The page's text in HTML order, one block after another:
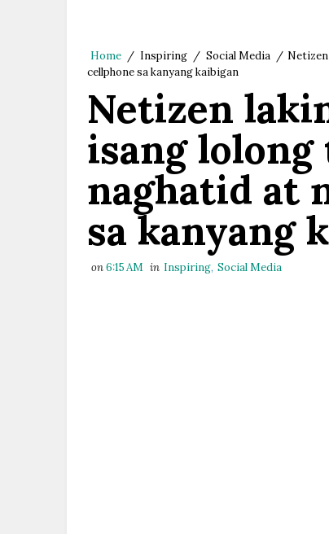
Home / Inspiring / Social Media /
cellphone sa kanyang kaibigan
Netizen
isang
naghatid at
sa kanyang
on6:15 AM in Inspiring, Social Media